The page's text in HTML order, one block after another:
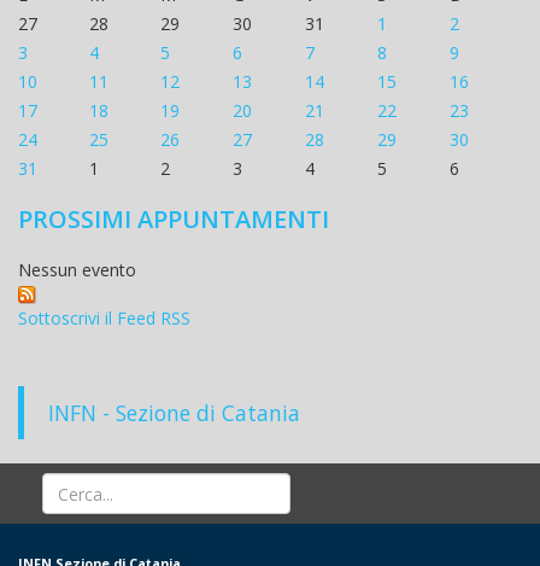
27
28 29 30 31 1
2
3
4 5 6 7 8
9
10
11 12 13 14 15
16
17
18 19 20 21 22
23
24
25 26 27 28 29
30
31
1 2 3 4 5 6
PROSSIMI APPUNTAMENTI
Nessun evento
Sottoscrivi il Feed RSS
INFN - Sezione di Catania